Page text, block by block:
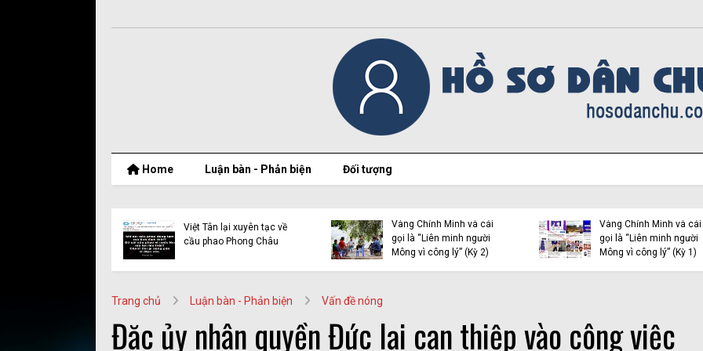
Home Luận bàn - Phản biện Đối tượng
Việt Tân lại xuyên tạc về
cầu phao Phong Châu
Vàng Chỉnh Mình và cái
gọi là “Liên minh người
Mông vì công lý” (Kỳ 2)
Vàng Chỉnh Mình và cái
gọi là “Liên minh người
Mông vì công lý” (Kỳ 1)
Trang chủ Luận bàn - Phản biện Vấn đề nóng
Đặc ủy nhân quyền Đức lại can thiệp vào công việc